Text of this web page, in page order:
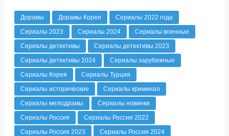
Дорамы Дорамы Корея
Сериалы 2022 года
Сериалы 2023
Сериалы 2024
Сериалы военные
Сериалы детективы
Сериалы детективы 2023
Сериалы детективы 2024
Сериалы зарубежные
Сериалы Корея
Сериалы Турция
Сериалы исторические
Сериалы криминал
Сериалы мелодрамы
Сериалы новинки
Сериалы Россия
Сериалы Россия 2022
Сериалы Россия 2023
Сериалы Россия 2024